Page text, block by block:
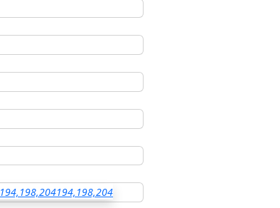
194,198,204194,198,204